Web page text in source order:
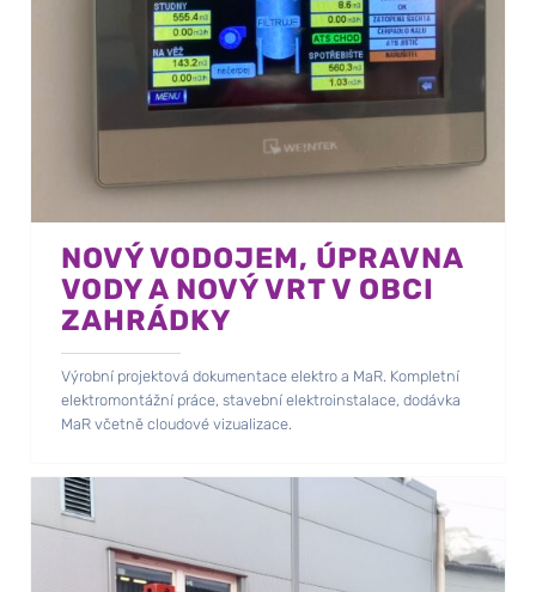
NOVÝ VODOJEM, ÚPRAVNA
VODY A NOVÝ VRT V OBCI
ZAHRÁDKY
Výrobní projektová dokumentace elektro a MaR. Kompletní
elektromontážní práce, stavební elektroinstalace, dodávka
MaR včetně cloudové vizualizace.